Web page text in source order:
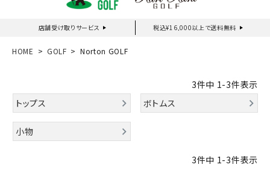
店舗受け取りサービス 税込¥16,000以上で送料無料
新規会員登録｜ログイン
HOME GOLF Norton GOLF
3件中 1-3件表示
トップス
ボトムス
小物
3件中 1-3件表示